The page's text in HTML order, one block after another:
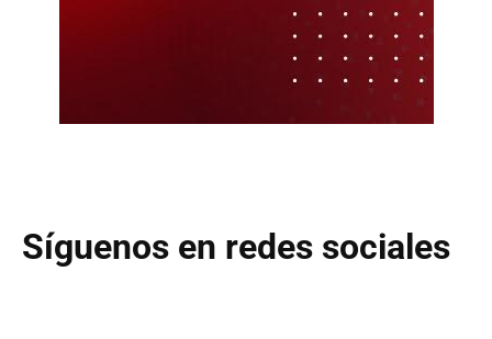
Síguenos en redes sociales